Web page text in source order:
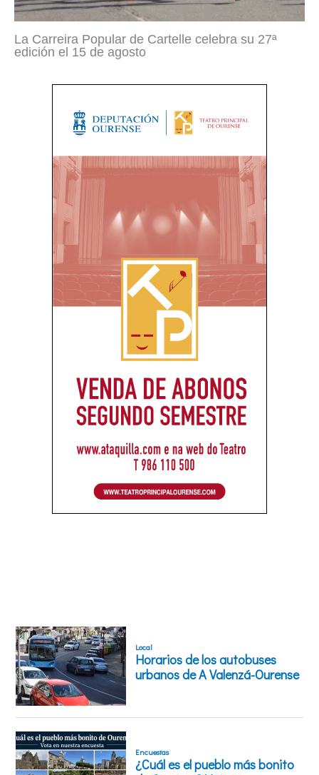
La Carreira Popular de Cartelle celebra su 27ª
edición el 15 de agosto